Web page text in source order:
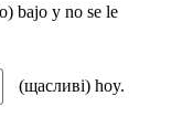
bajo y no se le
(щасливі) hoy.